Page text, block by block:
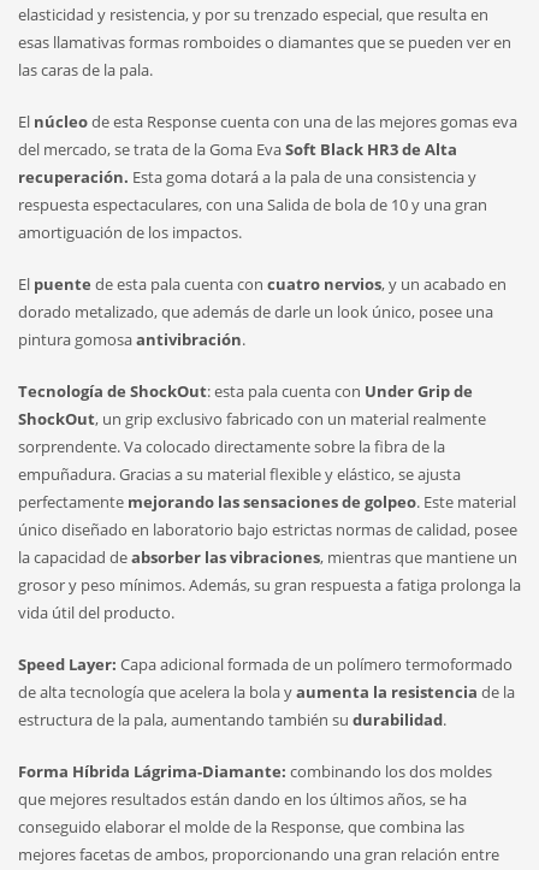
elasticidad y resistencia, y por su trenzado especial, que resulta en
esas llamativas formas romboides o diamantes que se pueden ver en
las caras de la pala.
El núcleode esta Response cuenta con una de las mejores gomas eva
del mercado, se trata de la Goma EvaSoft Black HR3 de Alta
recuperación. Esta goma dotará a la pala de una consistencia y
respuesta espectaculares, con una Salida de bola de 10 y una gran
amortiguación de los impactos.
El puente de esta pala cuenta con cuatro nervios, y un acabado en
dorado metalizado, que además de darle un look único, posee una
pintura gomosaantivibración.
Tecnología de ShockOut: esta pala cuenta con Under Grip de
ShockOut, un grip exclusivo fabricado con un material realmente
sorprendente. Va colocado directamente sobre la fibra de la
empuñadura. Gracias a su material flexible y elástico, se ajusta
perfectamente mejorando las sensaciones de golpeo. Este material
único diseñado en laboratorio bajo estrictas normas de calidad, posee
la capacidad deabsorber las vibraciones, mientras que mantiene un
grosor y peso mínimos. Además, su gran respuesta a fatiga prolonga la
vida útil del producto.
Speed Layer: Capa adicional formada de un polímero termoformado
de alta tecnología que acelera la bola yaumenta la resistencia de la
estructura de la pala, aumentando también su durabilidad.
Forma Híbrida Lágrima-Diamante: combinando los dos moldes
que mejores resultados están dando en los últimos años, se ha
conseguido elaborar el molde de la Response, que combina las
mejores facetas de ambos, proporcionando una gran relación entre